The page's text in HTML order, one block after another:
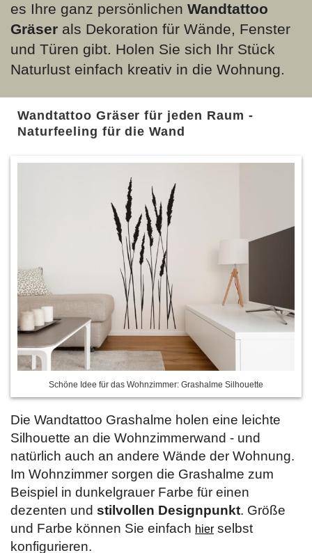
es Ihre ganz persönlichen Wandtattoo
Gräser als Dekoration für Wände, Fenster
und Türen gibt. Holen Sie sich Ihr Stück
Naturlust einfach kreativ in die Wohnung.
Wandtattoo Gräser für jeden Raum -
Naturfeeling für die Wand
Schöne Idee für das Wohnzimmer: Grashalme Silhouette
Die Wandtattoo Grashalme holen eine leichte
Silhouette an die Wohnzimmerwand - und
natürlich auch an andere Wände der Wohnung.
Im Wohnzimmer sorgen die Grashalme zum
Beispiel in dunkelgrauer Farbe für einen
dezenten und stilvollen Designpunkt. Größe
und Farbe können Sie einfach hier selbst
konfigurieren.